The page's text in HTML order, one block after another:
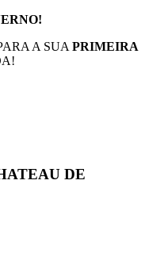
A SUA PRIMEIRA
DE